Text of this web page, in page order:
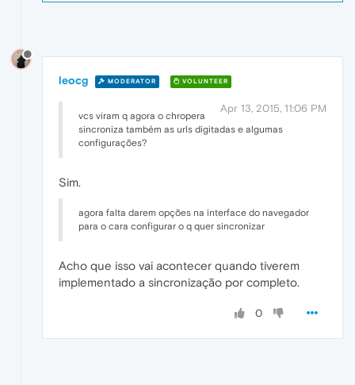
leocg MODERATOR VOLUNTEER
Apr 13, 2015, 11:06 PM
vcs viram q agora o chropera
sincroniza também as urls digitadas e algumas
configurações?
Sim.
agora falta darem opções na interface do navegador
para o cara configurar o q quer sincronizar
Acho que isso vai acontecer quando tiverem
implementado a sincronização por completo.
0